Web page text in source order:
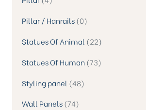
Pillar / Hanrails 0
Statues Of Animal 22
Statues Of Human 73
Styling panel 48
Wall Panels 74